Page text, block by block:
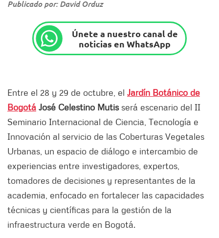
Publicado por: David Orduz
Únete a nuestro canal de
noticias en WhatsApp
Entre el 28 y 29 de octubre, el Jardín Botánico de
Bogotá José Celestino Mutisserá escenario del II
Seminario Internacional de Ciencia, Tecnología e
Innovación al servicio de las Coberturas Vegetales
Urbanas, un espacio de diálogo e intercambio de
experiencias entre investigadores, expertos,
tomadores de decisiones y representantes de la
academia, enfocado en fortalecer las capacidades
técnicas y científicas para la gestión de la
infraestructura verde en Bogotá.